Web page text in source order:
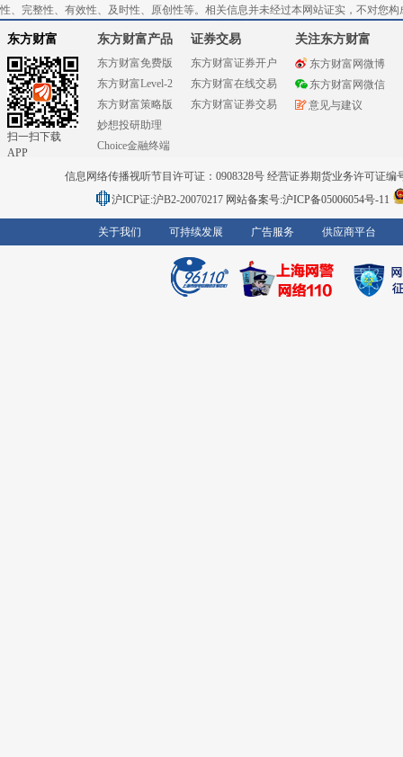
性、完整性、有效性、及时性、原创性等。相关信息并未经过本网站证实，不对您
东方财富
扫一扫下载
APP
东方财富产品
东方财富免费版
东方财富Level-2
东方财富策略版
妙想投研助理
Choice金融终端
证券交易
东方财富证券开户
东方财富在线交易
东方财富证券交易
关注东方财富
东方财富网微博
东方财富网微信
意见与建议
信息网络传播视听节目许可证：0908328号 经营证券期货业务许可证编
沪ICP证:沪B2-20070217 网站备案号:沪ICP备05006054号-11
关于我们 可持续发展 广告服务 供应商平台